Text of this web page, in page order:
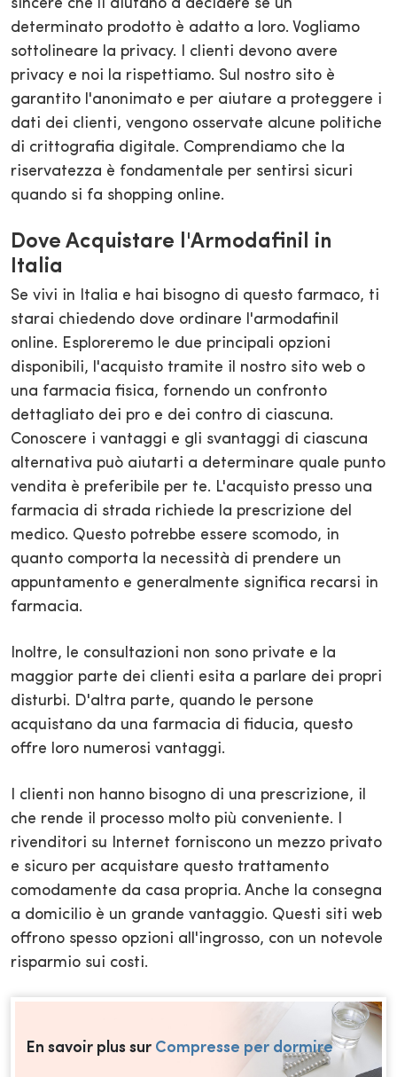
sincere che li aiutano a decidere se un
determinato prodotto è adatto a loro. Vogliamo
sottolineare la privacy. I clienti devono avere
privacy e noi la rispettiamo. Sul nostro sito è
garantito l'anonimato e per aiutare a proteggere i
dati dei clienti, vengono osservate alcune politiche
di crittografia digitale. Comprendiamo che la
riservatezza è fondamentale per sentirsi sicuri
quando si fa shopping online.
Dove Acquistare l'Armodafinil in
Italia
Se vivi in Italia e hai bisogno di questo farmaco, ti
starai chiedendo dove ordinare l'armodafinil
online. Esploreremo le due principali opzioni
disponibili, l'acquisto tramite il nostro sito web o
una farmacia fisica, fornendo un confronto
dettagliato dei pro e dei contro di ciascuna.
Conoscere i vantaggi e gli svantaggi di ciascuna
alternativa può aiutarti a determinare quale punto
vendita è preferibile per te. L'acquisto presso una
farmacia di strada richiede la prescrizione del
medico. Questo potrebbe essere scomodo, in
quanto comporta la necessità di prendere un
appuntamento e generalmente significa recarsi in
farmacia.
Inoltre, le consultazioni non sono private e la
maggior parte dei clienti esita a parlare dei propri
disturbi. D'altra parte, quando le persone
acquistano da una farmacia di fiducia, questo
offre loro numerosi vantaggi.
I clienti non hanno bisogno di una prescrizione, il
che rende il processo molto più conveniente. I
rivenditori su Internet forniscono un mezzo privato
e sicuro per acquistare questo trattamento
comodamente da casa propria. Anche la consegna
a domicilio è un grande vantaggio. Questi siti web
offrono spesso opzioni all'ingrosso, con un notevole
risparmio sui costi.
En savoir plus sur Compresse per dormire